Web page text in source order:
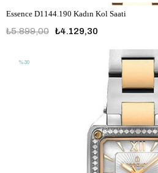
Essence D1144.190 Kadın Kol Saati
₺4.129,30
₺5.899,00
%30